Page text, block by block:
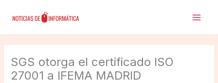
SGS otorga el certificado ISO
27001 a IFEMA MADRID